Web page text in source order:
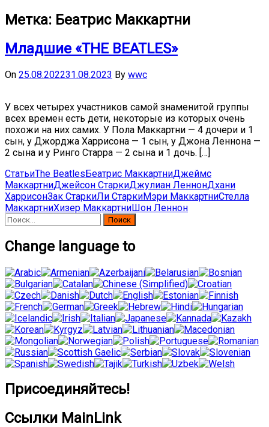
Метка: Беатрис Маккартни
Младшие «THE BEATLES»
On 25.08.202231.08.2023 By wwc
У всех четырех участников самой знаменитой группы
всех времен есть дети, некоторые из которых очень
похожи на них самих. У Пола Маккартни — 4 дочери и 1
сын, у Джорджа Харрисона — 1 сын, у Джона Леннона —
2 сына и у Ринго Старра — 2 сына и 1 дочь. […]
СтатьиThe BeatlesБеатрис МаккартниДжеймс
МаккартниДжейсон СтаркиДжулиан ЛеннонДхани
ХаррисонЗак СтаркиЛи СтаркиМэри МаккартниСтелла
МаккартниХизер МаккартниШон Леннон
Найти:
Change language to
Присоединяйтесь!
Ссылки MainLink